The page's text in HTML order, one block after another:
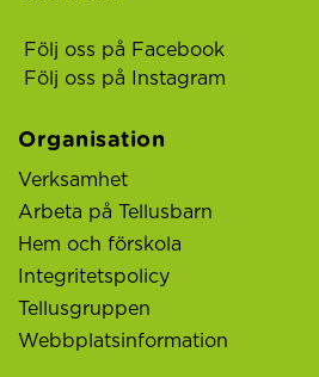
Följ oss på Facebook
Följ oss på Instagram
Organisation
Verksamhet
Arbeta på Tellusbarn
Hem och förskola
Integritetspolicy
Tellusgruppen
Webbplatsinformation